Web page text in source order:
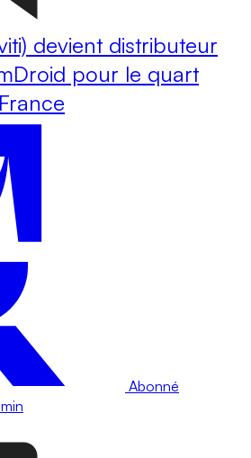
devient distributeur
pour le quart
Abonné